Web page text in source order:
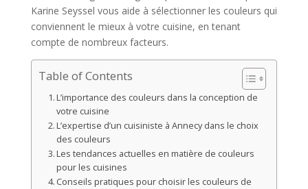
Karine Seyssel vous aide à sélectionner les couleurs qui
conviennent le mieux à votre cuisine, en tenant
compte de nombreux facteurs.
Table of Contents
L’importance des couleurs dans la conception de
votre cuisine
L’expertise d’un cuisiniste à Annecy dans le choix
des couleurs
Les tendances actuelles en matière de couleurs
pour les cuisines
Conseils pratiques pour choisir les couleurs de